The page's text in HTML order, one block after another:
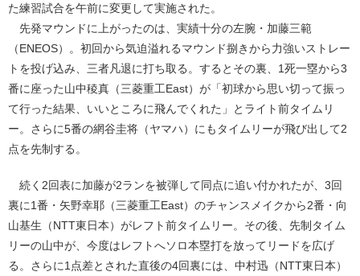
た練習試合を午前に変更して実施された。
先発マウンドに上がったのは、実績十分の左腕・加藤三範
（ENEOS）。初回から気迫溢れるマウンド捌きから力強いストレー
トを投げ込み、三者凡退に打ち取る。するとその裏、1死一塁から3
番に座った山中稜真（三菱重工East）が「初球から思い切って振っ
て行った結果、いいところに飛んでくれた」とライト前タイムリ
ー。さらに5番の網谷圭将（ヤマハ）にもタイムリーが飛び出して2
点を先制する。
続く2回表に加藤が2ランを被弾して同点に追い付かれたが、3回
裏に1番・矢野幸耶（三菱重工East）のチャンスメイクから2番・向
山基生（NTT東日本）がレフト前タイムリー。その後、先制タイム
リーの山中が、今度はレフトへソロ本塁打を放ってリードを広げ
る。さらに1点差とされた直後の4回裏には、中村迅（NTT東日本）